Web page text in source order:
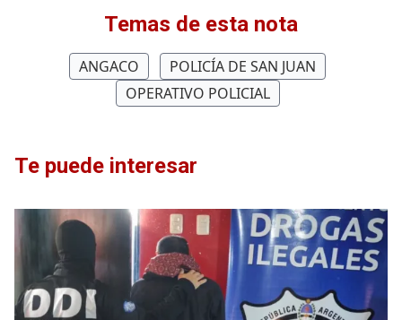
Temas de esta nota
ANGACO
POLICÍA DE SAN JUAN
OPERATIVO POLICIAL
Te puede interesar